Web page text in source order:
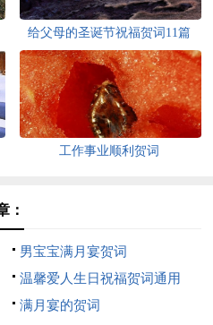
给父母的圣诞节祝福贺词11篇
工作事业顺利贺词
：
男宝宝满月宴贺词
温馨爱人生日祝福贺词通用
满月宴的贺词